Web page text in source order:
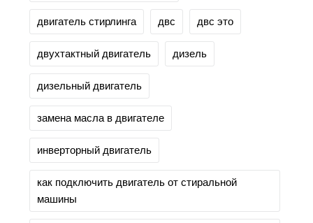
двигатель стирлинга двс двс это
двухтактный двигатель дизель
дизельный двигатель
замена масла в двигателе
инверторный двигатель
как подключить двигатель от стиральной
машины